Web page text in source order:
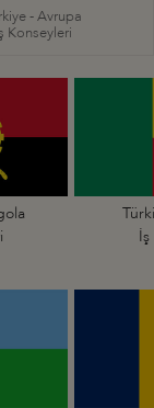
- Avrupa
Konseyleri